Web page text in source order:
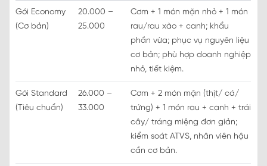
Gói Economy
(Cơ bản)
20.000 –
25.000
Cơm + 1 món mặn nhỏ + 1 món
rau/rau xào + canh; khẩu
phần vừa; phục vụ nguyên liệu
cơ bản; phù hợp doanh nghiệp
nhỏ, tiết kiệm.
Gói Standard
(Tiêu chuẩn)
26.000 –
33.000
Cơm + 2 món mặn (thịt/ cá/
trứng) + 1 món rau + canh + trái
cây/ tráng miệng đơn giản;
kiểm soát ATVS, nhân viên hậu
cần cơ bản.